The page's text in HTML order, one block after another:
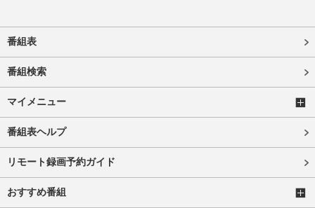
番組表
番組検索
マイメニュー
番組表ヘルプ
リモート録画予約ガイド
おすすめ番組